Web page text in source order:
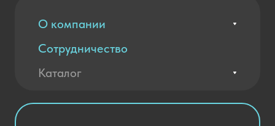
О компании
Вакансии
Контакты
Благодарственные письма
Сотрудничество
Оплата и доставка
Каталог